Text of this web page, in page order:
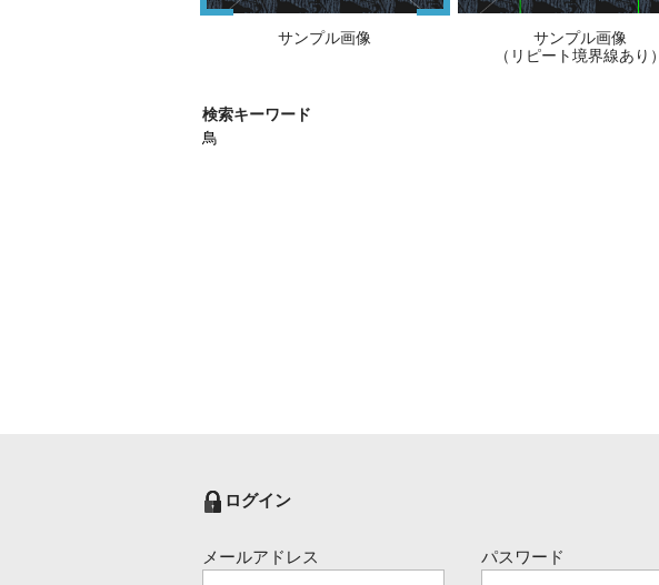
サンプル画像
サンプル画像
（リピート境界線あり）
検索キーワード
鳥
ログイン
メールアドレス
パスワード